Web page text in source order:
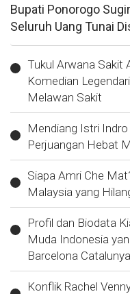
Bupati Ponorogo
Seluruh Uang Tunai
Tukul Arwana Sakit
Komedian
Melawan Sakit
Mendiang Istri
Perjuangan Hebat
Siapa Amri Che
Malaysia yang
Profil dan Biodata
Muda Indonesia
Barcelona Catalunya
Konflik Rachel